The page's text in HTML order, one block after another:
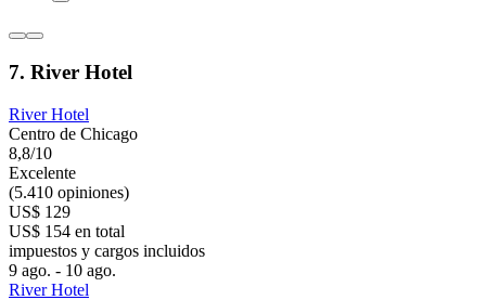
7. River Hotel
River Hotel
Centro de Chicago
8,8/10
Excelente
(5.410 opiniones)
US$ 129
US$ 154 en total
impuestos y cargos incluidos
9 ago. - 10 ago.
River Hotel